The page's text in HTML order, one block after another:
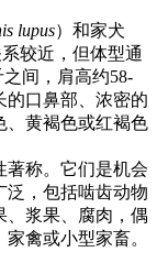
lupus）和家犬
较近，但体型通
间，肩高约58-
的口鼻部、浓密的
、黄褐色或红褐色
著称。它们是机会
泛，包括啮齿动物
、浆果、腐肉，偶
禽或小型家畜。